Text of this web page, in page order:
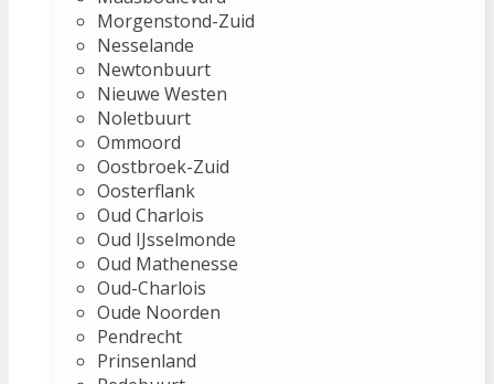
Morgenstond-Zuid
Nesselande
Newtonbuurt
Nieuwe Westen
Noletbuurt
Ommoord
Oostbroek-Zuid
Oosterflank
Oud Charlois
Oud IJsselmonde
Oud Mathenesse
Oud-Charlois
Oude Noorden
Pendrecht
Prinsenland